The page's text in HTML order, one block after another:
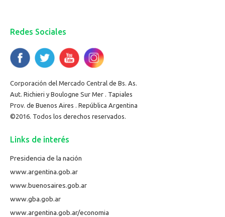
Redes Sociales
Corporación del Mercado Central de Bs. As.
Aut. Richieri y Boulogne Sur Mer . Tapiales
Prov. de Buenos Aires . República Argentina
©2016. Todos los derechos reservados.
Links de interés
Presidencia de la nación
www.argentina.gob.ar
www.buenosaires.gob.ar
www.gba.gob.ar
www.argentina.gob.ar/economia